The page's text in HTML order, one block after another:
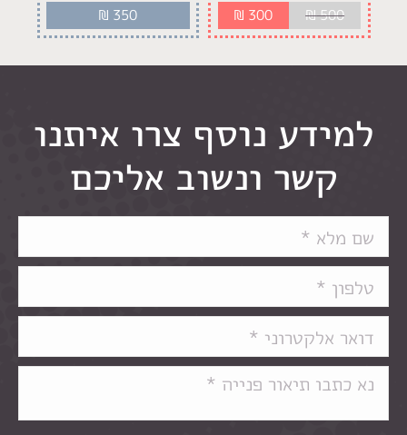
₪500
₪ 300
₪ 350
למידע נוסף צרו איתנו
קשר ונשוב אליכם